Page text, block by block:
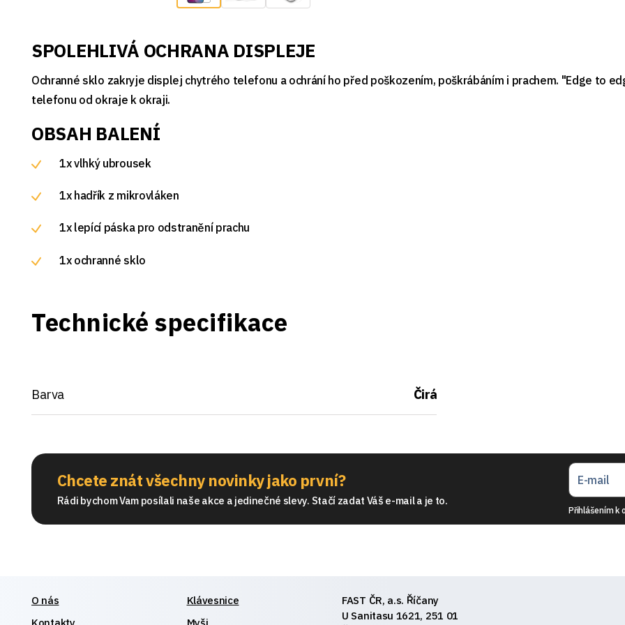
SPOLEHLIVÁ OCHRANA DISPLEJE
Ochranné sklo zakryje displej chytrého telefonu a ochrání ho před poškozením, poškrábáním i prachem. "Edge to
telefonu od okraje k okraji.
OBSAH BALENÍ
1x vlhký ubrousek
1x hadřík z mikrovláken
1x lepící páska pro odstranění prachu
1x ochranné sklo
Technické specifikace
Barva Čirá
Chcete znát všechny novinky jako první?
Rádi bychom Vam posílali naše akce a jedinečné slevy. Stačí zadat Váš e-mail a je to.
Přihlášením k
O nás
Klávesnice
FAST ČR, a.s. Říčany
U Sanitasu 1621, 251 01